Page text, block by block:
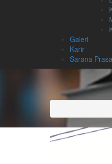
Galeri
Karir
Sarana